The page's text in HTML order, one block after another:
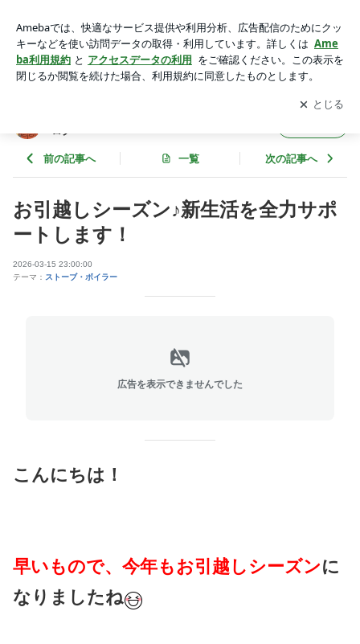
灯油センター | 秋田市の灯油配達ブログ
アプリをダウンロードして ブログの更新通知
を受け取りまし
ょう。
開く
ログ
前の記事へ 一覧 次の記事へ
お引越しシーズン♪新生活を全力サポ
ートします！
2026-03-15 23:00:00
テーマ： ストーブ・ボイラー
広告を表示できませんでした
こんにちは！
早いもので、今年もお引越しシーズンに
なりましたね